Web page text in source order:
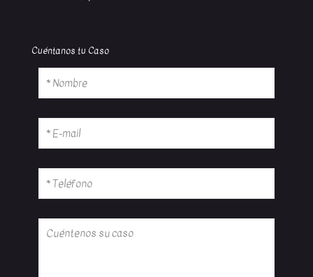
Cuéntanos tu Caso